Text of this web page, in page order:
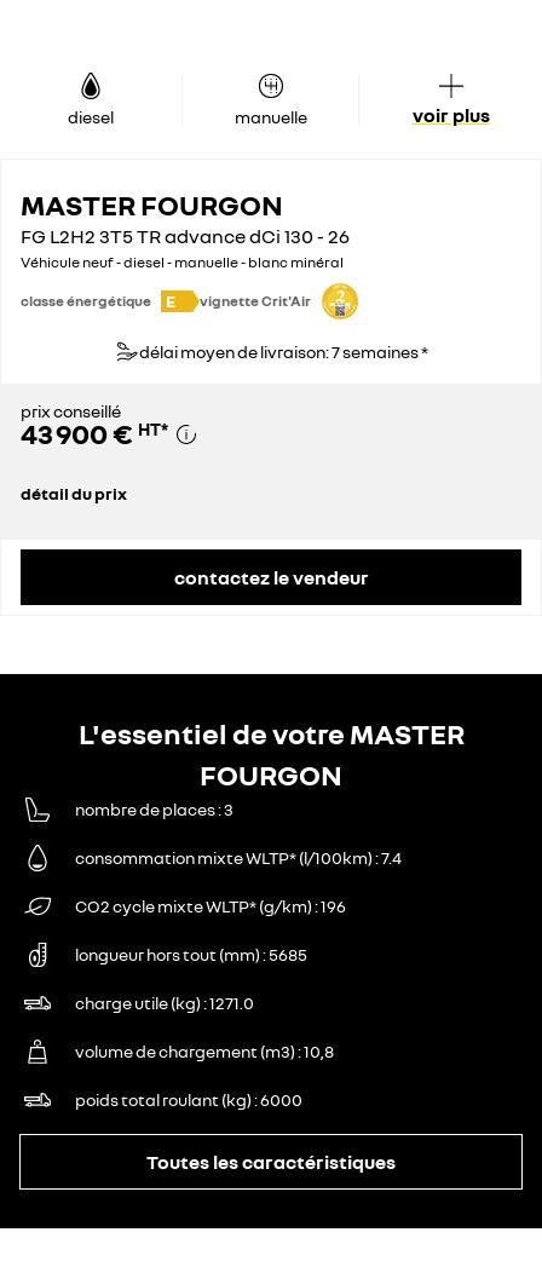
diesel manuelle voir plus
MASTER FOURGON
FG L2H2 3T5 TR advance dCi 130 - 26
Véhicule neuf - diesel - manuelle - blanc minéral
classe énergétique E vignette Crit'Air
délai moyen de livraison: 7 semaines *
prix conseillé
43 900 € HT*
détail du prix
contactez le vendeur
L'essentiel de votre MASTER
FOURGON
nombre de places 3
consommation mixte WLTP* (l/100km) 7.4
CO2 cycle mixte WLTP* (g/km) 196
longueur hors tout (mm) 5685
charge utile (kg) 1271.0
volume de chargement (m3) 10,8
poids total roulant (kg) 6000
Toutes les caractéristiques